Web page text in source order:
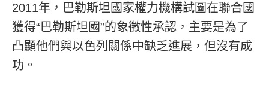
2011年，巴勒斯坦國家權力機構試圖在聯合國
獲得“巴勒斯坦國”的象徵性承認，主要是為了
凸顯他們與以色列關係中缺乏進展，但沒有成
功。